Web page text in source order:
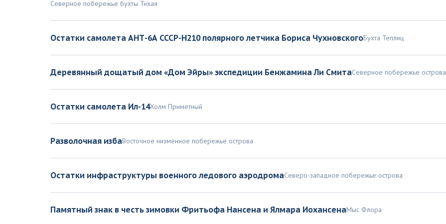
Северное побережье бухты Тихая
Остатки самолета АНТ-6А СССР-Н210 полярного летчика Бориса ЧухновскогоБухта Теплиц
Деревянный дощатый дом «Дом Эйры» экспедиции Бенжамина Ли СмитаСеверное побережье острова
Остатки самолета Ил-14Холм Приметный
Разволочная избаВосточное низменное побережье острова
Остатки инфраструктуры военного ледового аэродромаСеверо-западное побережье острова
Памятный знак в честь зимовки Фритьофа Нансена и Ялмара ИохансенаМыс Флора